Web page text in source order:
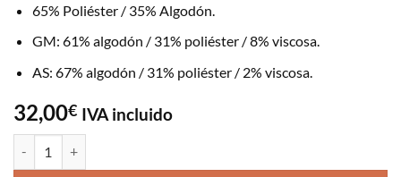
65% Poliéster / 35% Algodón.
GM: 61% algodón / 31% poliéster / 8% viscosa.
AS: 67% algodón / 31% poliéster / 2% viscosa.
32,00€ IVA incluido